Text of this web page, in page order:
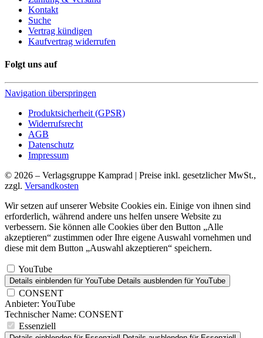
Kontakt
Suche
Vertrag kündigen
Kaufvertrag widerrufen
Folgt uns auf
Navigation überspringen
Produktsicherheit (GPSR)
Widerrufsrecht
AGB
Datenschutz
Impressum
© 2026 – Verlagsgruppe Kamprad | Preise inkl. gesetzlicher MwSt.,
zzgl. Versandkosten
Wir setzen auf unserer Website Cookies ein. Einige von ihnen sind
erforderlich, während andere uns helfen unsere Website zu
verbessern. Sie können alle Cookies über den Button „Alle
akzeptieren“ zustimmen oder Ihre eigene Auswahl vornehmen und
diese mit dem Button „Auswahl akzeptieren“ speichern.
YouTube
Details einblenden für YouTube Details ausblenden für YouTube
CONSENT
Anbieter: YouTube
Technischer Name: CONSENT
Essenziell